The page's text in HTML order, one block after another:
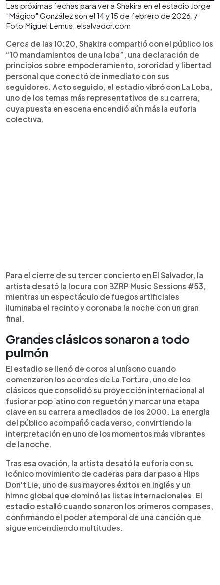
Las próximas fechas para ver a Shakira en el estadio Jorge
"Mágico" González son el 14 y 15 de febrero de 2026. /
Foto Miguel Lemus, elsalvador.com
Cerca de las 10:20, Shakira compartió con el público los
“10 mandamientos de una loba”, una declaración de
principios sobre empoderamiento, sororidad y libertad
personal que conectó de inmediato con sus
seguidores. Acto seguido, el estadio vibró con La Loba,
uno de los temas más representativos de su carrera,
cuya puesta en escena encendió aún más la euforia
colectiva.
Para el cierre de su tercer concierto en El Salvador, la
artista desató la locura con BZRP Music Sessions #53,
mientras un espectáculo de fuegos artificiales
iluminaba el recinto y coronaba la noche con un gran
final.
Grandes clásicos sonaron a todo
pulmón
El estadio se llenó de coros al unísono cuando
comenzaron los acordes de La Tortura, uno de los
clásicos que consolidó su proyección internacional al
fusionar pop latino con reguetón y marcar una etapa
clave en su carrera a mediados de los 2000. La energía
del público acompañó cada verso, convirtiendo la
interpretación en uno de los momentos más vibrantes
de la noche.
Tras esa ovación, la artista desató la euforia con su
icónico movimiento de caderas para dar paso a Hips
Don't Lie, uno de sus mayores éxitos en inglés y un
himno global que dominó las listas internacionales. El
estadio estalló cuando sonaron los primeros compases,
confirmando el poder atemporal de una canción que
sigue encendiendo multitudes.